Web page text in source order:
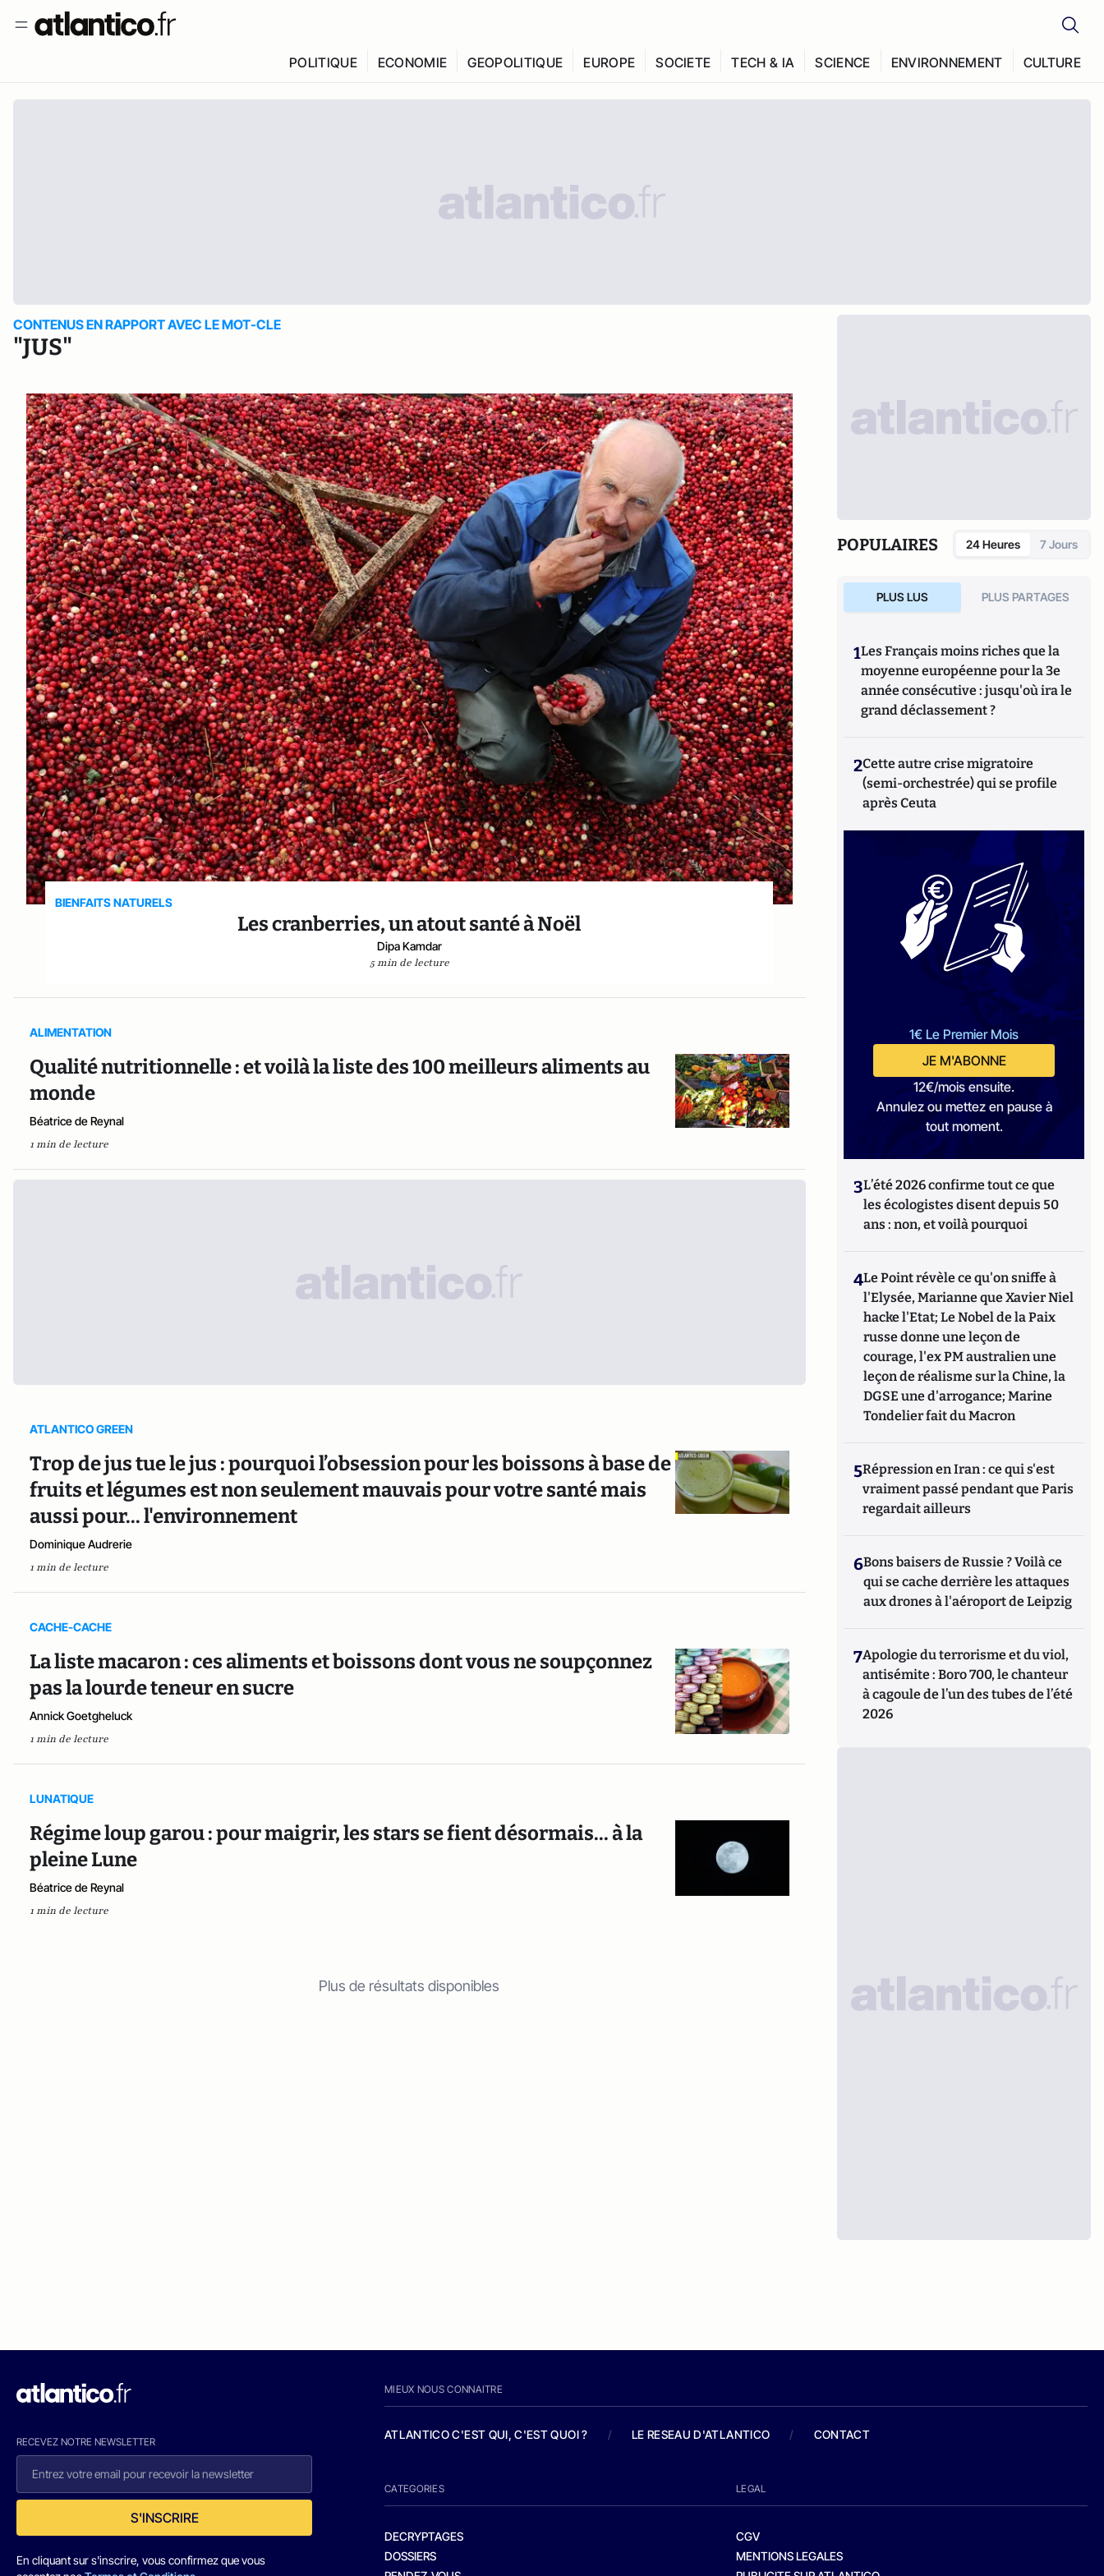
POLITIQUE ECONOMIE GEOPOLITIQUE EUROPE SOCIETE TECH & IA SCIENCE ENVIRONNEMENT CULTURE
CONTENUS EN RAPPORT AVEC LE MOT-CLE
"JUS"
BIENFAITS NATURELS
Les cranberries, un atout santé à Noël
Dipa Kamdar
5 min de lecture
ALIMENTATION
Qualité nutritionnelle : et voilà la liste des 100 meilleurs aliments au
monde
Béatrice de Reynal
1 min de lecture
ATLANTICO GREEN
Trop de jus tue le jus : pourquoi l’obsession pour les boissons à base de
fruits et légumes est non seulement mauvais pour votre santé mais
aussi pour... l'environnement
Dominique Audrerie
1 min de lecture
CACHE-CACHE
La liste macaron : ces aliments et boissons dont vous ne soupçonnez
pas la lourde teneur en sucre
Annick Goetgheluck
1 min de lecture
LUNATIQUE
Régime loup garou : pour maigrir, les stars se fient désormais... à la
pleine Lune
Béatrice de Reynal
1 min de lecture
Plus de résultats disponibles
POPULAIRES 24 Heures 7 Jours
PLUS LUS PLUS PARTAGES
1Les Français moins riches que la
moyenne européenne pour la 3e
année consécutive : jusqu'où ira le
grand déclassement ?
2Cette autre crise migratoire
(semi-orchestrée) qui se profile
après Ceuta
1€ Le Premier Mois
JE M'ABONNE
12€/mois ensuite.
Annulez ou mettez en pause à
tout moment.
3L’été 2026 confirme tout ce que
les écologistes disent depuis 50
ans : non, et voilà pourquoi
4Le Point révèle ce qu'on sniffe à
l'Elysée, Marianne que Xavier Niel
hacke l'Etat; Le Nobel de la Paix
russe donne une leçon de
courage, l'ex PM australien une
leçon de réalisme sur la Chine, la
DGSE une d'arrogance; Marine
Tondelier fait du Macron
5Répression en Iran : ce qui s'est
vraiment passé pendant que Paris
regardait ailleurs
6Bons baisers de Russie ? Voilà ce
qui se cache derrière les attaques
aux drones à l'aéroport de Leipzig
7Apologie du terrorisme et du viol,
antisémite : Boro 700, le chanteur
à cagoule de l’un des tubes de l’été
2026
RECEVEZ NOTRE NEWSLETTER
S'INSCRIRE
En cliquant sur s'inscrire, vous confirmez que vous
MIEUX NOUS CONNAITRE
ATLANTICO C'EST QUI, C'EST QUOI ? / LE RESEAU D'ATLANTICO / CONTACT
CATEGORIES
DECRYPTAGES
DOSSIERS
LEGAL
CGV
MENTIONS LEGALES